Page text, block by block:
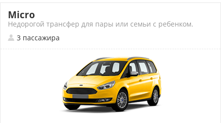
Micro
Недорогой трансфер для пары или семьи с ребенком.
3 пассажира